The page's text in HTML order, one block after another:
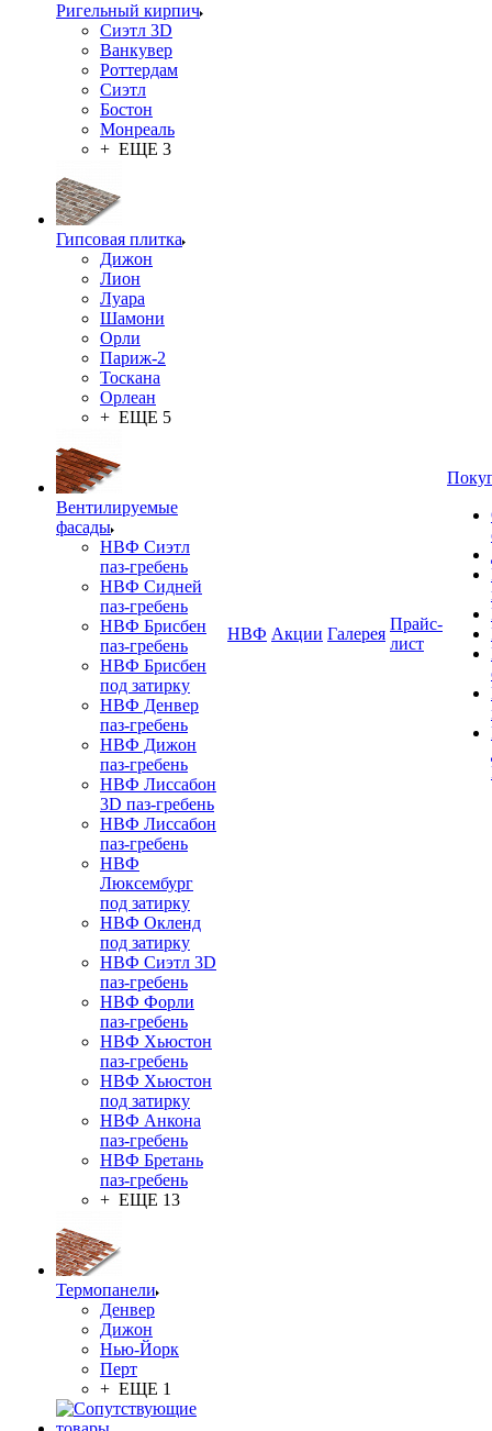
Ригельный кирпич
Сиэтл 3D
Ванкувер
Роттердам
Сиэтл
Бостон
Монреаль
+ ЕЩЕ 3
Гипсовая плитка
Дижон
Лион
Луара
Шамони
Орли
Париж-2
Тоскана
Орлеан
+ ЕЩЕ 5
Вентилируемые
фасады
НВФ Сиэтл
паз-гребень
НВФ Сидней
паз-гребень
НВФ Брисбен
паз-гребень
НВФ Брисбен
под затирку
НВФ Денвер
паз-гребень
НВФ Дижон
паз-гребень
НВФ Лиссабон
3D паз-гребень
НВФ Лиссабон
паз-гребень
НВФ
Люксембург
под затирку
НВФ Окленд
под затирку
НВФ Сиэтл 3D
паз-гребень
НВФ Форли
паз-гребень
НВФ Хьюстон
паз-гребень
НВФ Хьюстон
под затирку
НВФ Анкона
паз-гребень
НВФ Бретань
паз-гребень
+ ЕЩЕ 13
Термопанели
Денвер
Дижон
Нью-Йорк
Перт
+ ЕЩЕ 1
НВФ Акции Галерея
Прайс-
лист